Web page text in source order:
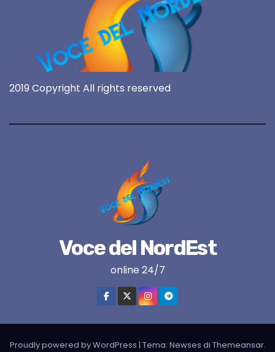
2019 Copyright All rights reserved
Voce del NordEst
online 24/7
Proudly powered by WordPress | Tema: Newses di Themeansar.